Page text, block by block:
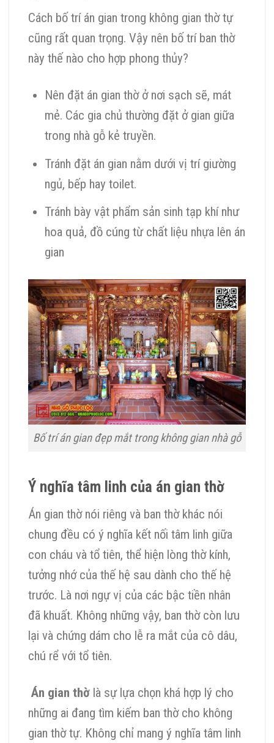
Cách bố trí án gian trong không gian thờ tự
cũng rất quan trọng. Vậy nên bố trí ban thờ
này thế nào cho hợp phong thủy?
Nên đặt án gian thờ ở nơi sạch sẽ, mát
mẻ. Các gia chủ thường đặt ở gian giữa
trong nhà gỗ kẻ truyền.
Tránh đặt án gian nằm dưới vị trí giường
ngủ, bếp hay toilet.
Tránh bày vật phẩm sản sinh tạp khí như
hoa quả, đồ cúng từ chất liệu nhựa lên án
gian
Bố trí án gian đẹp mắt trong không gian nhà gỗ
Ý nghĩa tâm linh của án gian thờ
Án gian thờ nói riêng và ban thờ khác nói
chung đều có ý nghĩa kết nối tâm linh giữa
con cháu và tổ tiên, thể hiện lòng thờ kính,
tưởng nhớ của thế hệ sau dành cho thế hệ
trước. Là nơi ngự vị của các bậc tiền nhân
đã khuất. Không những vậy, ban thờ còn lưu
lại và chứng dám cho lễ ra mắt của cô dâu,
chú rể với tổ tiên.
Án gian thờ là sự lựa chọn khá hợp lý cho
những ai đang tìm kiếm ban thờ cho không
gian thờ tự. Không chỉ mang ý nghĩa tâm linh